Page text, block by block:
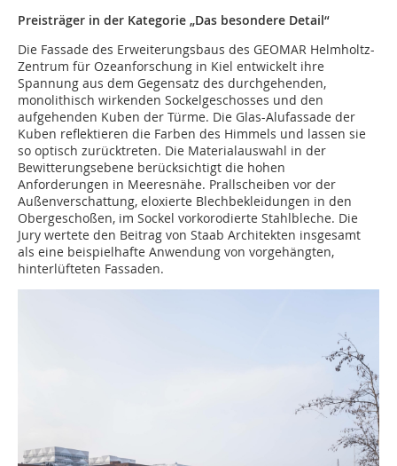
Preisträger in der Kategorie „Das besondere Detail“
Die Fassade des Erweiterungsbaus des GEOMAR Helmholtz-
Zentrum für Ozeanforschung in Kiel entwickelt ihre
Spannung aus dem Gegensatz des durchgehenden,
monolithisch wirkenden Sockelgeschosses und den
aufgehenden Kuben der Türme. Die Glas-Alufassade der
Kuben reflektieren die Farben des Himmels und lassen sie
so optisch zurücktreten. Die Materialauswahl in der
Bewitterungsebene berücksichtigt die hohen
Anforderungen in Meeresnähe. Prallscheiben vor der
Außenverschattung, eloxierte Blechbekleidungen in den
Obergeschoßen, im Sockel vorkorodierte Stahlbleche. Die
Jury wertete den Beitrag von Staab Architekten insgesamt
als eine beispielhafte Anwendung von vorgehängten,
hinterlüfteten Fassaden.